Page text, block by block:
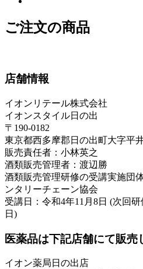
ご注文の商品
店舗情報
イオンリテール株式会社
イオンスタイル日の出
〒190-0182
東京都西多摩郡日の出町大字平
販売責任者：小林英之
酒類販売管理者：渡辺勝
酒類販売管理研修の受講実施団
ンタリーチェーン協会
受講日：令和4年11月8日 (次回
日)
医薬品は下記店舗にて販売
イオン薬局日の出店